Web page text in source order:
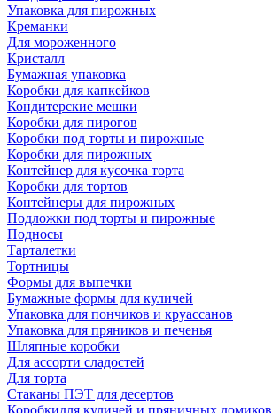
Упаковка для пирожных
Креманки
Для мороженного
Кристалл
Бумажная упаковка
Коробки для капкейков
Кондитерские мешки
Коробки для пирогов
Коробки под торты и пирожные
Коробки для пирожных
Контейнер для кусочка торта
Коробки для тортов
Контейнеры для пирожных
Подложки под торты и пирожные
Подносы
Тарталетки
Тортницы
Формы для выпечки
Бумажные формы для куличей
Упаковка для пончиков и круассанов
Упаковка для пряников и печенья
Шляпные коробки
Для ассорти сладостей
Для торта
Стаканы ПЭТ для десертов
Коробкидля куличей и пряничных домиков